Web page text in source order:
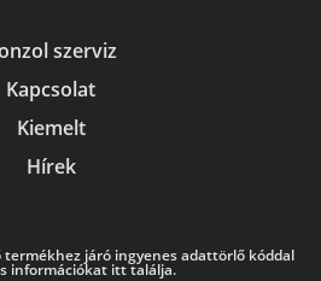
szerviz
Kapcsolat
Kiemelt
Hírek
járó ingyenes adattörlő kóddal
információkat itt találja.